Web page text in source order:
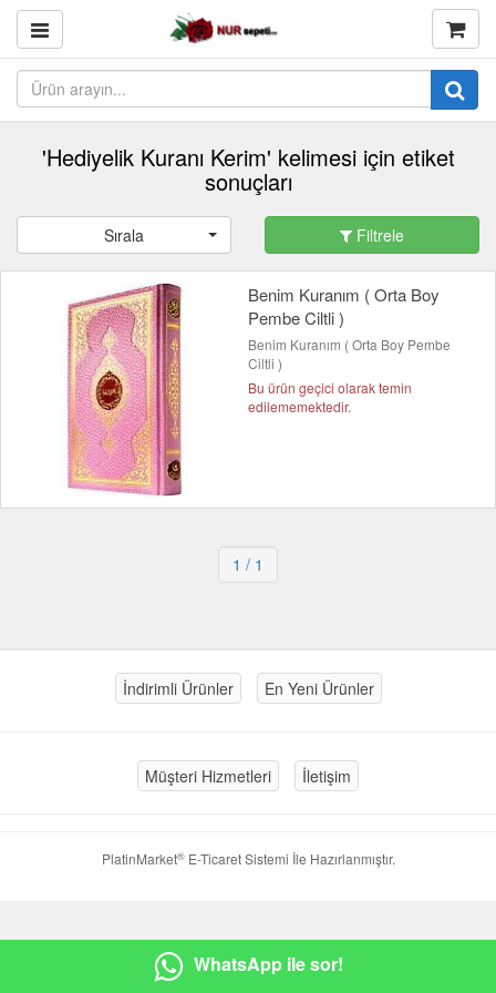
'Hediyelik Kuranı Kerim' kelimesi için etiket
sonuçları
Sırala Filtrele
Benim Kuranım ( Orta Boy
Pembe Ciltli )
Benim Kuranım ( Orta Boy Pembe
Ciltli )
Bu ürün geçici olarak temin
edilememektedir.
1 / 1
İndirimli Ürünler En Yeni Ürünler
Müşteri Hizmetleri İletişim
PlatinMarket®E-Ticaret Sistemi İle Hazırlanmıştır.
WhatsApp ile sor!